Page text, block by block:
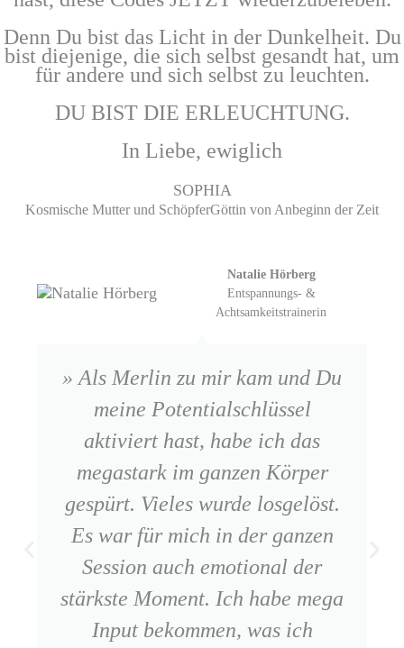
Denn Du bist das Licht in der Dunkelheit. Du
bist diejenige, die sich selbst gesandt hat, um
für andere und sich selbst zu leuchten.
DU BIST DIE ERLEUCHTUNG.
In Liebe, ewiglich
SOPHIA
Kosmische Mutter und SchöpferGöttin von Anbeginn der Zeit
» Als Merlin zu mir kam und Du
meine Potentialschlüssel
aktiviert hast, habe ich das
megastark im ganzen Körper
gespürt. Vieles wurde losgelöst.
Es war für mich in der ganzen
Session auch emotional der
stärkste Moment. Ich habe mega
Input bekommen, was ich
Natalie Hörberg
Entspannungs- &
Achtsamkeitstrainerin